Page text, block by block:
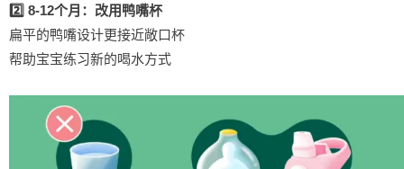
2️⃣ 8-12个月：改用鸭嘴杯
扁平的鸭嘴设计更接近敞口杯
帮助宝宝练习新的喝水方式